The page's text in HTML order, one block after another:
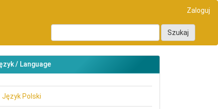
Zaloguj
Szukaj
/ Language
Język Polski